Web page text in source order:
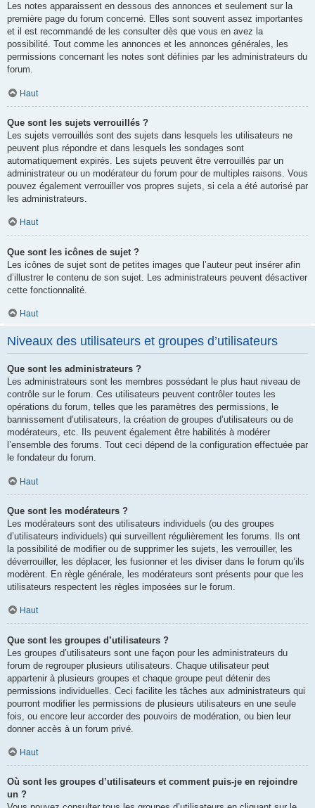
Les notes apparaissent en dessous des annonces et seulement sur la
première page du forum concerné. Elles sont souvent assez importantes
et il est recommandé de les consulter dès que vous en avez la
possibilité. Tout comme les annonces et les annonces générales, les
permissions concernant les notes sont définies par les administrateurs du
forum.
Haut
Que sont les sujets verrouillés ?
Les sujets verrouillés sont des sujets dans lesquels les utilisateurs ne
peuvent plus répondre et dans lesquels les sondages sont
automatiquement expirés. Les sujets peuvent être verrouillés par un
administrateur ou un modérateur du forum pour de multiples raisons. Vous
pouvez également verrouiller vos propres sujets, si cela a été autorisé par
les administrateurs.
Haut
Que sont les icônes de sujet ?
Les icônes de sujet sont de petites images que l’auteur peut insérer afin
d’illustrer le contenu de son sujet. Les administrateurs peuvent désactiver
cette fonctionnalité.
Haut
Niveaux des utilisateurs et groupes d’utilisateurs
Que sont les administrateurs ?
Les administrateurs sont les membres possédant le plus haut niveau de
contrôle sur le forum. Ces utilisateurs peuvent contrôler toutes les
opérations du forum, telles que les paramètres des permissions, le
bannissement d’utilisateurs, la création de groupes d’utilisateurs ou de
modérateurs, etc. Ils peuvent également être habilités à modérer
l’ensemble des forums. Tout ceci dépend de la configuration effectuée par
le fondateur du forum.
Haut
Que sont les modérateurs ?
Les modérateurs sont des utilisateurs individuels (ou des groupes
d’utilisateurs individuels) qui surveillent régulièrement les forums. Ils ont
la possibilité de modifier ou de supprimer les sujets, les verrouiller, les
déverrouiller, les déplacer, les fusionner et les diviser dans le forum qu’ils
modèrent. En règle générale, les modérateurs sont présents pour que les
utilisateurs respectent les règles imposées sur le forum.
Haut
Que sont les groupes d’utilisateurs ?
Les groupes d’utilisateurs sont une façon pour les administrateurs du
forum de regrouper plusieurs utilisateurs. Chaque utilisateur peut
appartenir à plusieurs groupes et chaque groupe peut détenir des
permissions individuelles. Ceci facilite les tâches aux administrateurs qui
pourront modifier les permissions de plusieurs utilisateurs en une seule
fois, ou encore leur accorder des pouvoirs de modération, ou bien leur
donner accès à un forum privé.
Haut
Où sont les groupes d’utilisateurs et comment puis-je en rejoindre
un ?